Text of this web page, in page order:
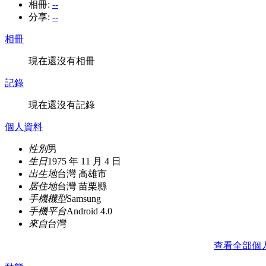
相冊: --
分享: --
相冊
現在還沒有相冊
記錄
現在還沒有記錄
個人資料
性別男
生日1975 年 11 月 4 日
出生地台灣 高雄市
居住地台灣 苗栗縣
手機機型Samsung
手機平台Android 4.0
來自台灣
查看全部個